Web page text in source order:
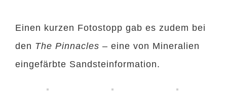
Einen kurzen Fotostopp gab es zudem bei
den The Pinnacles – eine von Mineralien
eingefärbte Sandsteinformation.